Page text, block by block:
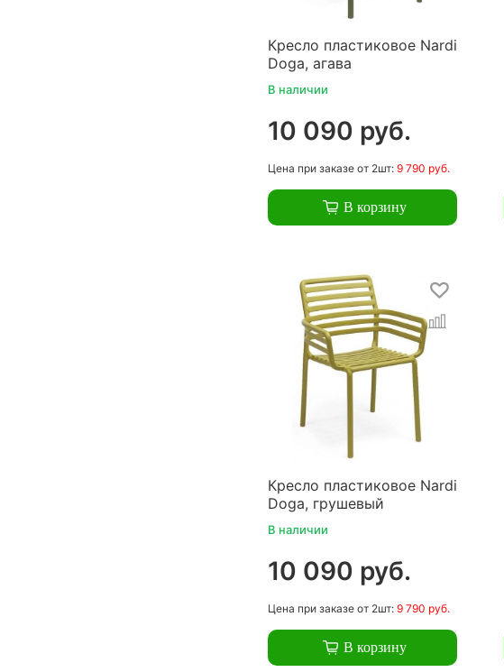
Кресло пластиковое Nardi
Doga, агава
В наличии
10 090 руб.
Цена при заказе от 2шт:9 790 руб.
В корзину
Кресло пластиковое Nardi
Doga, грушевый
В наличии
10 090 руб.
Цена при заказе от 2шт:9 790 руб.
В корзину